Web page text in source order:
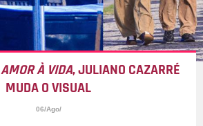
AMOR À VIDA, JULIANO CAZARRÉ
MUDA O VISUAL
06/Ago/